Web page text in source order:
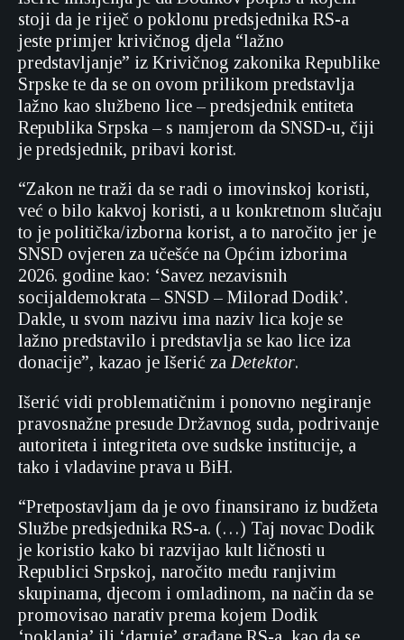
stoji da je riječ o poklonu predsjednika RS-a
jeste primjer krivičnog djela “lažno
predstavljanje” iz Krivičnog zakonika Republike
Srpske te da se on ovom prilikom predstavlja
lažno kao službeno lice – predsjednik entiteta
Republika Srpska – s namjerom da SNSD-u, čiji
je predsjednik, pribavi korist.
“Zakon ne traži da se radi o imovinskoj koristi,
već o bilo kakvoj koristi, a u konkretnom slučaju
to je politička/izborna korist, a to naročito jer je
SNSD ovjeren za učešće na Općim izborima
2026. godine kao: ‘Savez nezavisnih
socijaldemokrata – SNSD – Milorad Dodik’.
Dakle, u svom nazivu ima naziv lica koje se
lažno predstavilo i predstavlja se kao lice iza
donacije”, kazao je Išerić za Detektor.
Išerić vidi problematičnim i ponovno negiranje
pravosnažne presude Državnog suda, podrivanje
autoriteta i integriteta ove sudske institucije, a
tako i vladavine prava u BiH.
“Pretpostavljam da je ovo finansirano iz budžeta
Službe predsjednika RS-a. (…) Taj novac Dodik
je koristio kako bi razvijao kult ličnosti u
Republici Srpskoj, naročito među ranjivim
skupinama, djecom i omladinom, na način da se
promovisao narativ prema kojem Dodik